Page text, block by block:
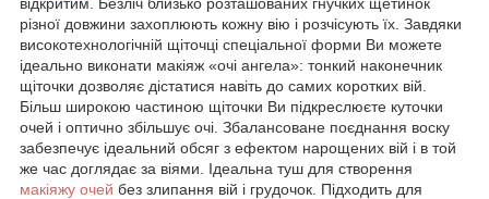
різної довжини захоплюють кожну вію і розчісують їх. Завдяки
високотехнологічній щіточці спеціальної форми Ви можете
ідеально виконати макіяж «очі ангела»: тонкий наконечник
щіточки дозволяє дістатися навіть до самих коротких вій.
Більш широкою частиною щіточки Ви підкреслюєте куточки
очей і оптично збільшує очі. Збалансоване поєднання воску
забезпечує ідеальний обсяг з ефектом нарощених вій і в той
же час доглядає за віями. Ідеальна туш для створення
макіяжу очей без злипання вій і грудочок. Підходить для